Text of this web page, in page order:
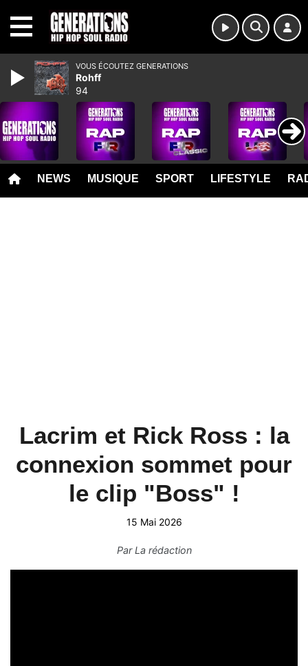
NEWS MUSIQUE SPORT LIFESTYLE
Lacrim et Rick Ross : la
connexion sommet pour
le clip "Boss" !
15 Mai 2026
ParLa rédaction
VOUS ÉCOUTEZ GENERATIONS
Rohff
94